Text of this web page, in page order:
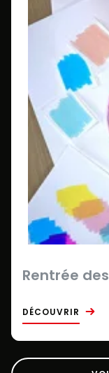
Rentrée
DÉCOUVRIR